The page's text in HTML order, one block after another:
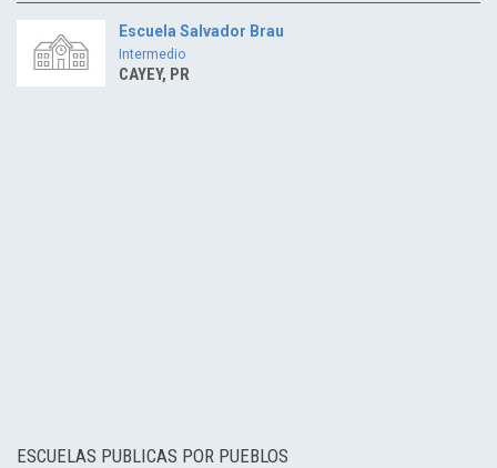
Escuela Salvador Brau
Intermedio
CAYEY, PR
ESCUELAS PUBLICAS POR PUEBLOS